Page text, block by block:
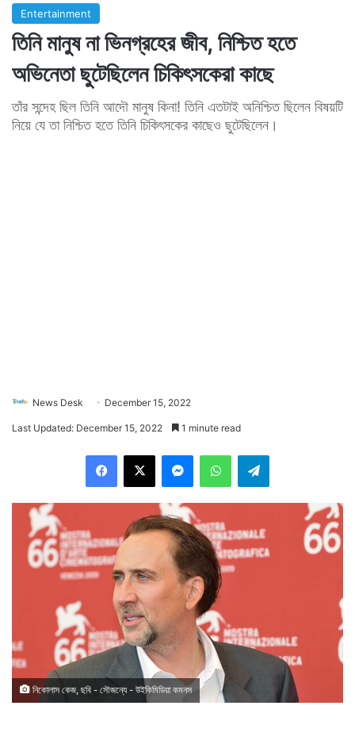
Entertainment
তিনি মানুষ না ভিনগ্রহের জীব, নিশ্চিত হতে
অভিনেতা ছুটেছিলেন চিকিৎসকেরা কাছে
তাঁর সন্দেহ ছিল তিনি আদৌ মানুষ কিনা! তিনি এতটাই অনিশ্চিত ছিলেন বিষয়টি
নিয়ে যে তা নিশ্চিত হতে তিনি চিকিৎসকের কাছেও ছুটেছিলেন।
News Desk December 15, 2022
Last Updated: December 15, 2022 1 minute read
নিকোলাস কেজ, ছবি - সৌজন্যে - উইকিমিডিয়া কমনস